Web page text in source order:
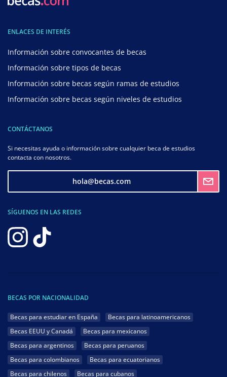
ENLACES DE INTERÉS
Información sobre convocantes de becas
Información sobre tipos de becas
Información sobre becas según ramas de estudios
Información sobre becas según niveles de estudios
CONTÁCTANOS
Si necesitas ayuda o información sobre cualquier beca de estudios
contacta con nosotros.
hola@becas.com
SÍGUENOS EN LAS REDES
BECAS POR NACIONALIDAD
Becas para estudiar en España
Becas para latinoamericanos
Becas EEUU y Canadá
Becas para mexicanos
Becas para argentinos
Becas para peruanos
Becas para colombianos
Becas para ecuatorianos
Becas para chilenos
Becas para cubanos